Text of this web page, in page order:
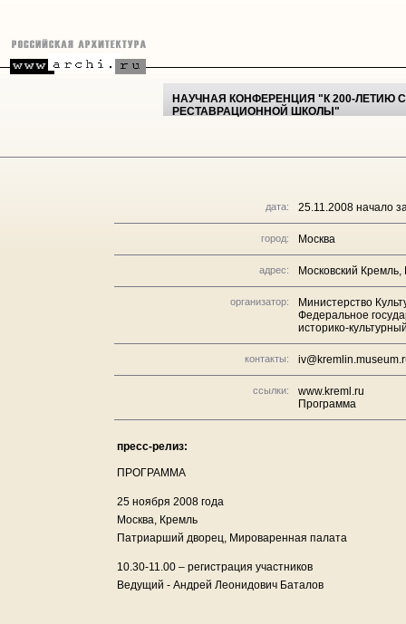
НАУЧНАЯ КОНФЕРЕНЦИЯ "К 200-ЛЕТИЮ
РЕСТАВРАЦИОННОЙ ШКОЛЫ"
дата: 25.11.2008 начало
город: Москва
адрес: Московский
организатор:
Министерство
Федеральное
историко-
контакты:
ссылки:
www.kreml.ru
Программа
пресс-релиз:
ПРОГРАММА
25 ноября 2008 года
Москва, Кремль
Патриарший дворец, Мироваренная палата
10.30-11.00 – регистрация участников
Ведущий - Андрей Леонидович Баталов